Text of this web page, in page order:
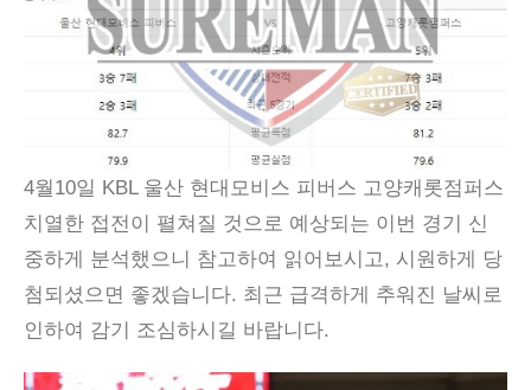
4월10일 KBL 울산 현대모비스 피버스 고양캐롯점퍼스
치열한 접전이 펼쳐질 것으로 예상되는 이번 경기 신
중하게 분석했으니 참고하여 읽어보시고, 시원하게 당
첨되셨으면 좋겠습니다. 최근 급격하게 추워진 날씨로
인하여 감기 조심하시길 바랍니다.